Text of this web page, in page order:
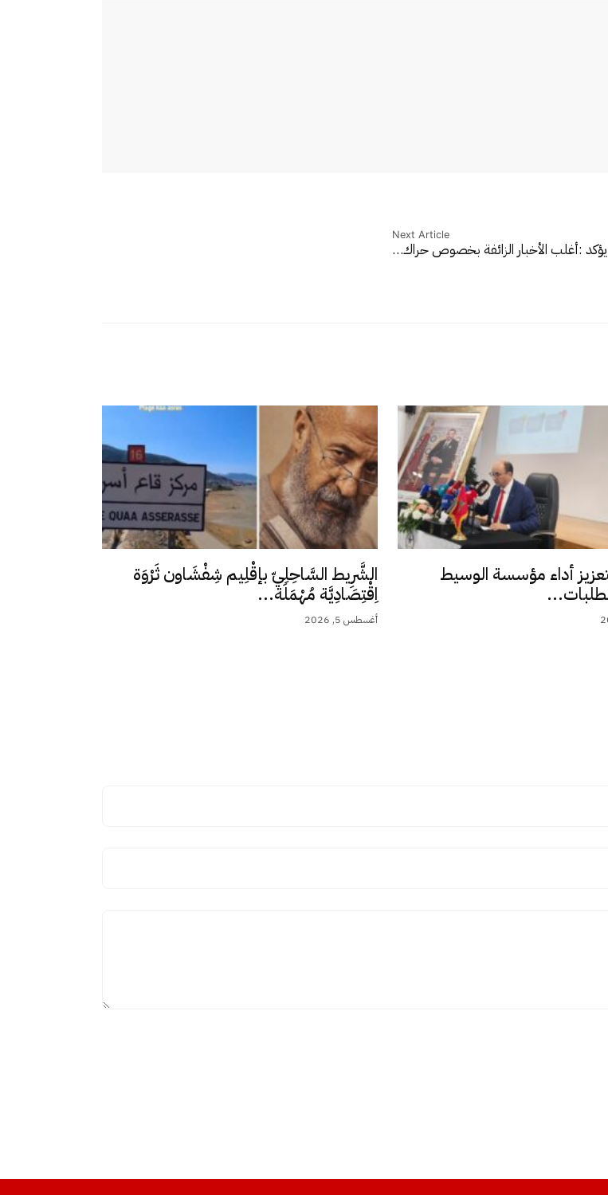
Next Article
:أغلب الأخبار الزائفة بخصوص حراك…
أداء مؤسسة الوسيط الشَّرِيط السَّاحِلِيّ بإقْلِيم شِفْشَاون ثَرْوَة
اِقْتِصَادِيَّة مُهْمَلَة...
أغسطس 5, 2026